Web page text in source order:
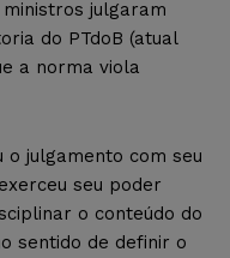
julgaram
do PTdoB (atual
a norma viola
o julgamento com seu
seu poder
o conteúdo do
sentido de definir o